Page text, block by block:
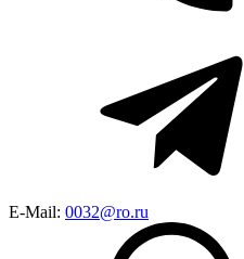
E-Mail: 0032@ro.ru